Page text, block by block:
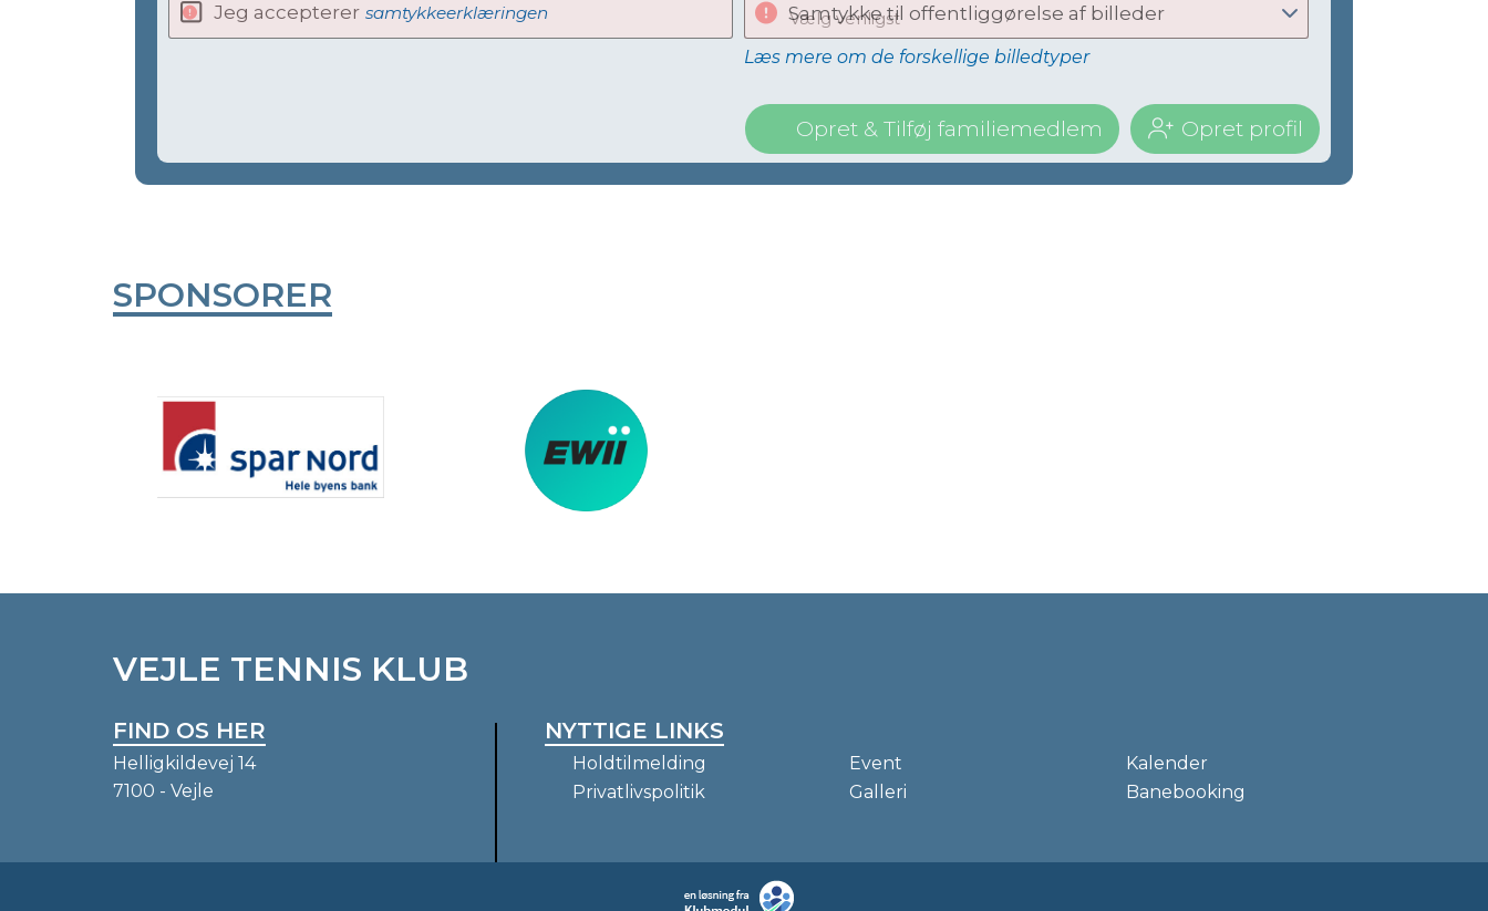
Jeg accepterer samtykkeerklæringen Vælg venligst
Samtykke til offentliggørelse af billeder
Læs mere om de forskellige billedtyper
Opret profil
Opret & Tilføj familiemedlem
SPONSORER
VEJLE TENNIS KLUB
FIND OS HER
Helligkildevej 14
7100 - Vejle
NYTTIGE LINKS
Holdtilmelding Event
Kalender
Privatlivspolitik
Galleri Banebooking